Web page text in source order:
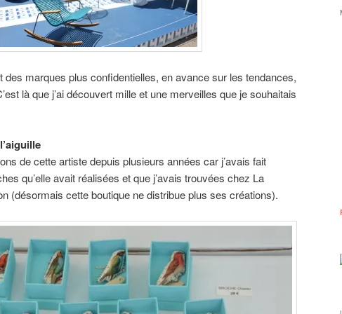
des marques plus confidentielles, en avance sur les tendances,
là que j’ai découvert mille et une merveilles que je souhaitais
de cette artiste depuis plusieurs années car j’avais fait
qu’elle avait réalisées et que j’avais trouvées chez La
(désormais cette boutique ne distribue plus ses créations).